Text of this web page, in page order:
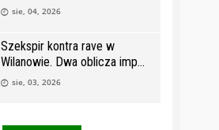
sie, 04, 2026
Szekspir kontra rave w
Wilanowie. Dwa oblicza imp
sie, 03, 2026